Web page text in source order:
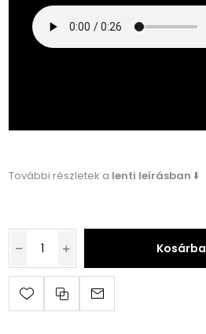
További részletek a lenti leírásban ⬇️
Kosárba